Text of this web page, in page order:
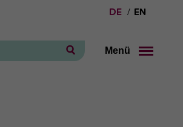
DE EN
Suche Menü